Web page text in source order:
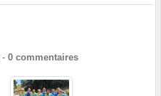
- 0 commentaires